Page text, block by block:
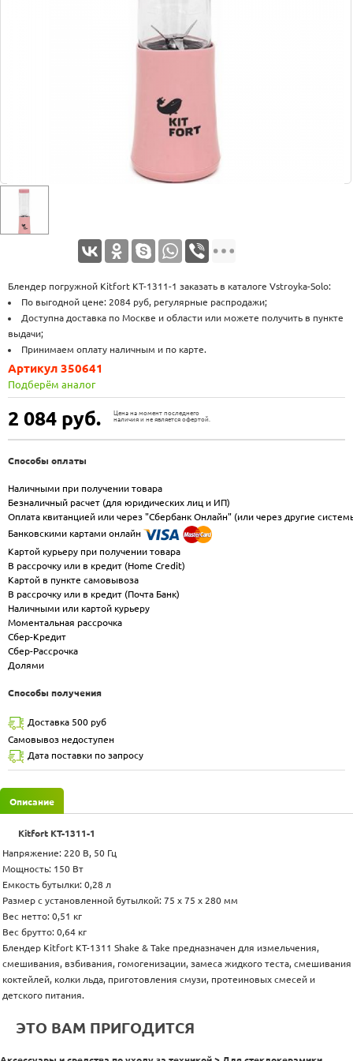
Блендер погружной Kitfort КТ-1311-1 заказать в каталоге Vstroyka-Solo:
По выгодной цене: 2084 руб, регулярные распродажи;
Доступна доставка по Москве и области или можете получить в пункте
выдачи;
Принимаем оплату наличным и по карте.
2 084 руб.
Цена на момент последнего
наличия и не является офертой.
Артикул 350641
Подберём аналог
Способы оплаты
Наличными при получении товара
Безналичный расчет (для юридических лиц и ИП)
Оплата квитанцией или через "Сбербанк Онлайн" (или через другие
Банковскими картами онлайн
Картой курьеру при получении товара
В рассрочку или в кредит (Home Credit)
Картой в пункте самовывоза
В рассрочку или в кредит (Почта Банк)
Наличными или картой курьеру
Моментальная рассрочка
Сбер-Кредит
Сбер-Рассрочка
Долями
Способы получения
Доставка 500 руб
Самовывоз недоступен
Дата поставки по запросу
Описание
Kitfort КТ-1311-1
Напряжение: 220 В, 50 Гц
Мощность: 150 Вт
Емкость бутылки: 0,28 л
Размер с установленной бутылкой: 75 х 75 x 280 мм
Вес нетто: 0,51 кг
Вес брутто: 0,64 кг
Блендер Kitfort КТ-1311 Shake & Take предназначен для измельчения,
смешивания, взбивания, гомогенизации, замеса жидкого теста, смешивания
коктейлей, колки льда, приготовления смузи, протеиновых смесей и
детского питания.
ЭТО ВАМ ПРИГОДИТСЯ